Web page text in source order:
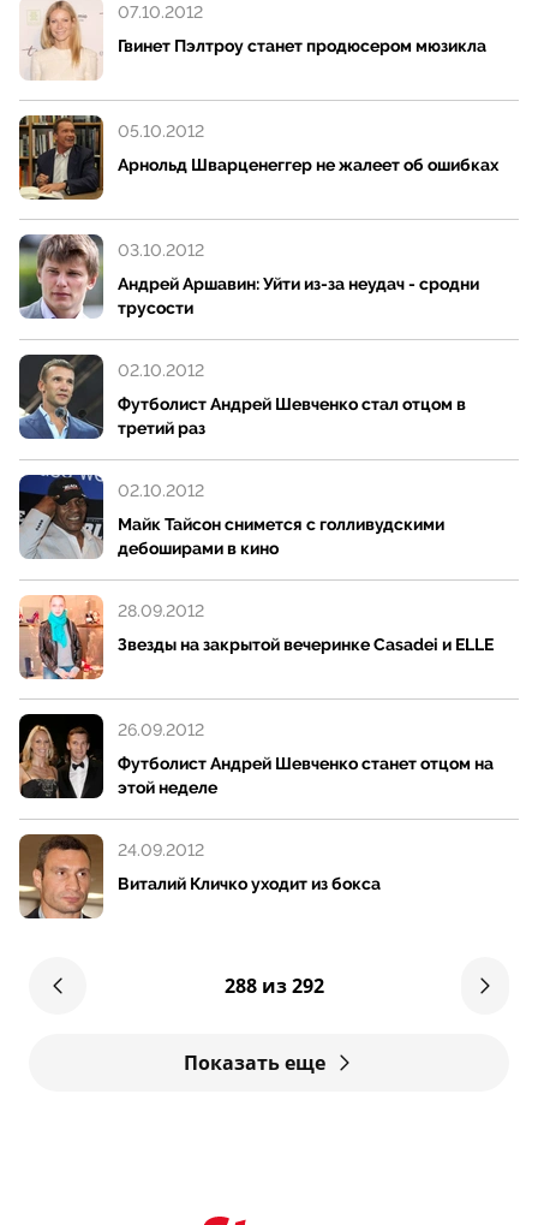
Гвинет Пэлтроу станет продюсером мюзикла
07.10.2012
Арнольд Шварценеггер не жалеет об ошибках
05.10.2012
Андрей Аршавин: Уйти из-за неудач - сродни
трусости
03.10.2012
Футболист Андрей Шевченко стал отцом в
третий раз
02.10.2012
Майк Тайсон снимется с голливудскими
дебоширами в кино
02.10.2012
Звезды на закрытой вечеринке Casadei и ELLE
28.09.2012
Футболист Андрей Шевченко станет отцом на
этой неделе
26.09.2012
Виталий Кличко уходит из бокса
24.09.2012
288 из 292
Показать еще